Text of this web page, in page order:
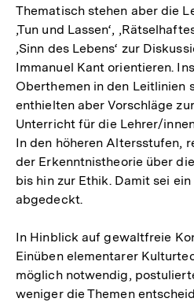
Thematisch stehen aber die
‚Tun und Lassen‘,
‚Sinn des Lebens‘ zur
Immanuel Kant orientieren.
Oberthemen in den Leitlinien
enthielten aber Vorschläge
Unterricht für die Lehrer/
In den höheren Altersstufen,
der Erkenntnistheorie über
bis hin zur Ethik. Damit sei
abgedeckt.
In Hinblick auf gewaltfreie
Einüben elementarer
möglich notwendig,
weniger die Themen